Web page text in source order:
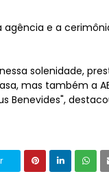
e a
solenidade,
mas também a
Benevides",